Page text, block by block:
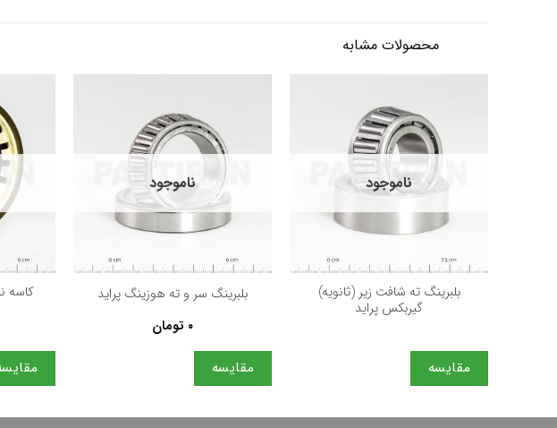
محصولات مشابه
ناموجود
بلبرینگ ته شافت زیر (ثانویه)
گیربکس پراید
مقایسه
ناموجود
بلبرینگ سر و ته هوزینگ پرايد
۰ تومان
مقایسه